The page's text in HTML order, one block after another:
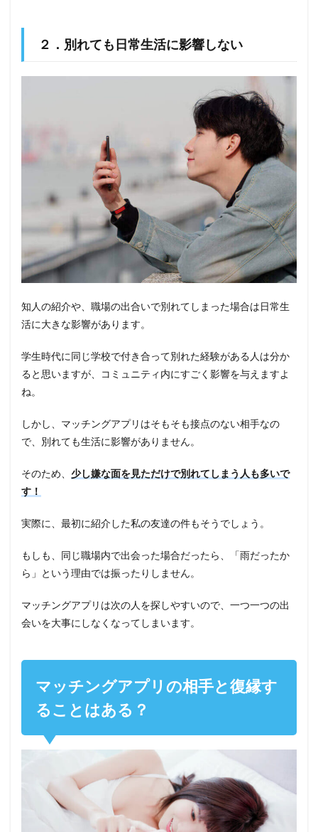
２．別れても日常生活に影響しない
知人の紹介や、職場の出合いで別れてしまった場合は日常生
活に大きな影響があります。
学生時代に同じ学校で付き合って別れた経験がある人は分か
ると思いますが、コミュニティ内にすごく影響を与えますよ
ね。
しかし、マッチングアプリはそもそも接点のない相手なの
で、別れても生活に影響がありません。
そのため、 少し嫌な面を見ただけで別れてしまう人も多いで
す！
実際に、最初に紹介した私の友達の件もそうでしょう。
もしも、同じ職場内で出会った場合だったら、「雨だったか
ら」という理由では振ったりしません。
マッチングアプリは次の人を探しやすいので、一つ一つの出
会いを大事にしなくなってしまいます。
マッチングアプリの相手と復縁す
ることはある？